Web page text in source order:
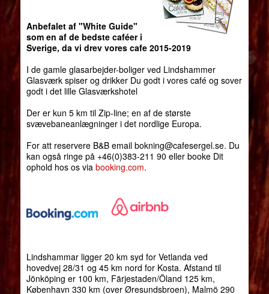
Anbefalet af "White Guide"
som en af de bedste caféer i
Sverige, da vi drev vores cafe 2015-2019
I de gamle glasarbejder-boliger ved Lindshammer
Glasværk spiser og drikker Du godt i vores café og sover
godt i det lille Glasværkshotel
Der er kun 5 km til Zip-line; en af de største
svævebaneanlægninger i det nordlige Europa.
For att reservere B&B email bokning@cafesergel.se. Du
kan også ringe på +46(0)383-211 90 eller booke Dit
ophold hos os via booking.com.
Lindshammar ligger 20 km syd for Vetlanda ved
hovedvej 28/31 og 45 km nord for Kosta. Afstand til
Jönköping er 100 km, Färjestaden/Öland 125 km,
København 330 km (over Øresundsbroen), Malmö 290